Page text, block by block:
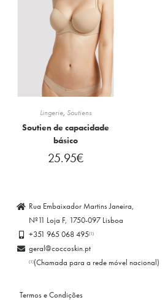
Lingerie, Soutiens
Soutien de capacidade
básico
25.95€
Rua Embaixador Martins Janeira,
Nº11 Loja F, 1750-097 Lisboa
+351 965 068 495(1)
geral@coccoskin.pt
(1)(Chamada para a rede móvel nacional)
Termos e Condições